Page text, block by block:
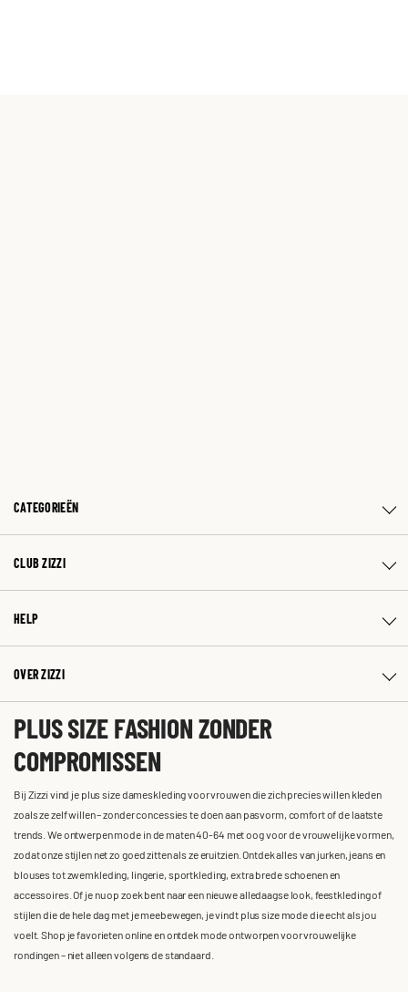
CATEGORIEËN
CLUB ZIZZI
HELP
OVER ZIZZI
PLUS SIZE FASHION ZONDER
COMPROMISSEN
Bij Zizzi vind je plus size dameskleding voor vrouwen die zich precies willen kleden
zoals ze zelf willen – zonder concessies te doen aan pasvorm, comfort of de laatste
trends. We ontwerpen mode in de maten 40-64 met oog voor de vrouwelijke vormen,
zodat onze stijlen net zo goed zitten als ze eruitzien. Ontdek alles van jurken, jeans en
blouses tot zwemkleding, lingerie, sportkleding, extra brede schoenen en
accessoires. Of je nu op zoek bent naar een nieuwe alledaagse look, feestkleding of
stijlen die de hele dag met je meebewegen, je vindt plus size mode die echt als jou
voelt. Shop je favorieten online en ontdek mode ontworpen voor vrouwelijke
rondingen – niet alleen volgens de standaard.